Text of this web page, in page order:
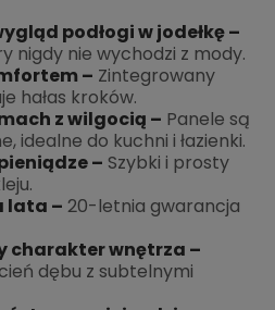
podłogi w jodełkę –
nigdy nie wychodzi z mody.
– Zintegrowany
hałas kroków.
z wilgocią – Panele są
idealne do kuchni i łazienki.
– Szybki i prosty
lata – 20-letnia gwarancja
charakter wnętrza –
dębu z subtelnymi